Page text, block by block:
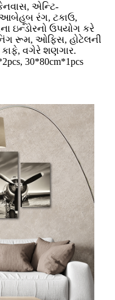
એન્ટિ-
આબેહૂબ રંગ, ટકાઉ,
ઇન્ડોરનો ઉપયોગ કરે
રૂમ, ઓફિસ, હોટેલની
કાફે, વગેરે શણગાર.
30*80cm*1pcs